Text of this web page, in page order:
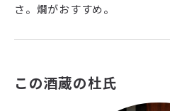
さ。燗がおすすめ。
この酒蔵の杜氏